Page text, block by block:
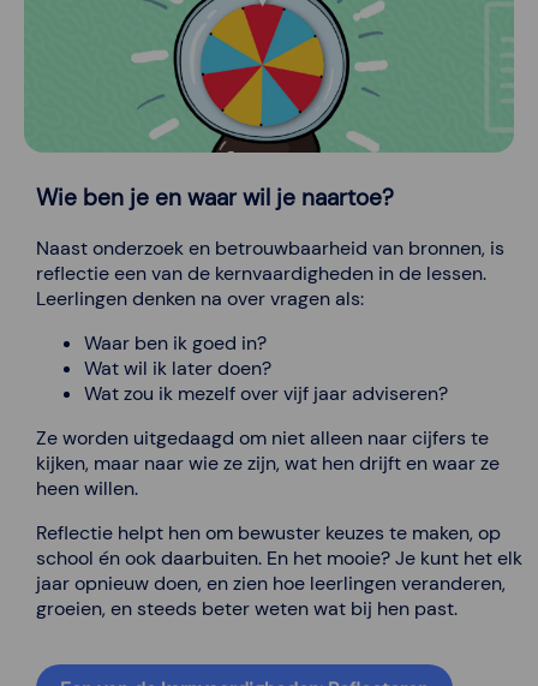
Wie ben je en waar wil je naartoe?
Naast onderzoek en betrouwbaarheid van bronnen, is
reflectie een van de kernvaardigheden in de lessen.
Leerlingen denken na over vragen als:
Waar ben ik goed in?
Wat wil ik later doen?
Wat zou ik mezelf over vijf jaar adviseren?
Ze worden uitgedaagd om niet alleen naar cijfers te
kijken, maar naar wie ze zijn, wat hen drijft en waar ze
heen willen.
Reflectie helpt hen om bewuster keuzes te maken, op
school én ook daarbuiten. En het mooie? Je kunt het elk
jaar opnieuw doen, en zien hoe leerlingen veranderen,
groeien, en steeds beter weten wat bij hen past.